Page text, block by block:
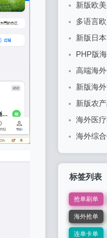
新版欧美空
多语言欧
新版日本空
PHP版海外高
高端海外音
新版海外黄
新版农产品
海外医疗投
海外综合微盘
标签列表
抢单刷单
海外抢单
连单卡单